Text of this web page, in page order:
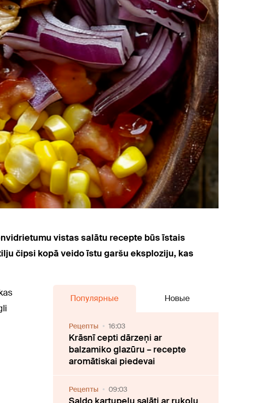
vistas salātu recepte būs īstais
čipsi kopā veido īstu garšu eksploziju, kas
Популярные Новые
Рецепты 16:03
Krāsnī cepti dārzeņi ar
balzamiko glazūru – recepte
aromātiskai piedevai
Рецепты 09:03